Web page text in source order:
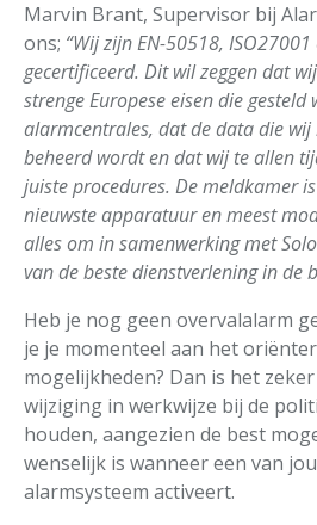
Marvin Brant, Supervisor bij
ons; “Wij zijn EN-50518, ISO27001
gecertificeerd. Dit wil zeggen dat
strenge Europese eisen die gesteld
alarmcentrales, dat de data die
beheerd wordt en dat wij te allen
juiste procedures. De meldkamer
nieuwste apparatuur en meest
alles om in samenwerking met
van de beste dienstverlening in de
Heb je nog geen overvalalarm
je je momenteel aan het
mogelijkheden? Dan is het
wijziging in werkwijze bij de
houden, aangezien de best
wenselijk is wanneer een van
alarmsysteem activeert.